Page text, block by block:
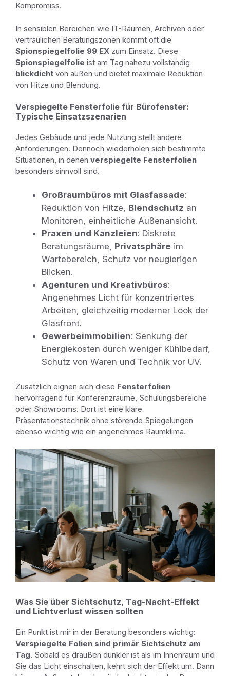
Kompromiss.
In sensiblen Bereichen wie IT-Räumen, Archiven oder
vertraulichen Beratungszonen kommt oft die
Spionspiegelfolie 99 EX zum Einsatz. Diese
Spionspiegelfolie ist am Tag nahezu vollständig
blickdicht von außen und bietet maximale Reduktion
von Hitze und Blendung.
Verspiegelte Fensterfolie für Bürofenster:
Typische Einsatzszenarien
Jedes Gebäude und jede Nutzung stellt andere
Anforderungen. Dennoch wiederholen sich bestimmte
Situationen, in denen verspiegelte Fensterfolien
besonders sinnvoll sind.
Großraumbüros mit Glasfassade:
Reduktion von Hitze, Blendschutz an
Monitoren, einheitliche Außenansicht.
Praxen und Kanzleien: Diskrete
Beratungsräume, Privatsphäre im
Wartebereich, Schutz vor neugierigen
Blicken.
Agenturen und Kreativbüros:
Angenehmes Licht für konzentriertes
Arbeiten, gleichzeitig moderner Look der
Glasfront.
Gewerbeimmobilien: Senkung der
Energiekosten durch weniger Kühlbedarf,
Schutz von Waren und Technik vor UV.
Zusätzlich eignen sich diese Fensterfolien
hervorragend für Konferenzräume, Schulungsbereiche
oder Showrooms. Dort ist eine klare
Präsentationstechnik ohne störende Spiegelungen
ebenso wichtig wie ein angenehmes Raumklima.
Was Sie über Sichtschutz, Tag-Nacht-Effekt
und Lichtverlust wissen sollten
Ein Punkt ist mir in der Beratung besonders wichtig:
Verspiegelte Folien sind primär Sichtschutz am
Tag. Sobald es draußen dunkler ist als im Innenraum und
Sie das Licht einschalten, kehrt sich der Effekt um. Dann